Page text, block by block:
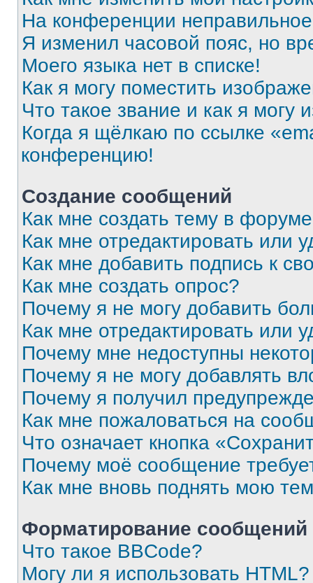
На конференции
Я изменил часовой пояс, но
Моего языка нет в списке!
Как я могу поместить
Что такое звание и как я могу
Когда я щёлкаю по ссылке
конференцию!
Создание сообщений
Как мне создать тему в
Как мне отредактировать или
Как мне добавить подпись к
Как мне создать опрос?
Почему я не могу добавить
Как мне отредактировать или
Почему мне недоступны
Почему я не могу добавлять
Почему я получил
Как мне пожаловаться на
Что означает кнопка
Почему моё сообщение
Как мне вновь поднять мою
Форматирование
Что такое BBCode?
Могу ли я использовать HTML?